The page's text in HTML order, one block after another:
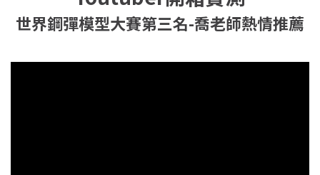
世界鋼彈模型大賽第三名-喬老師熱情推薦